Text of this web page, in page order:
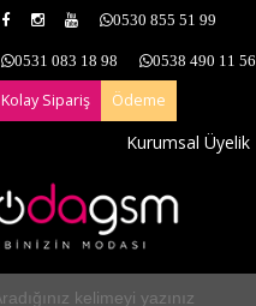
0530 855 51 99
0531 083 18 98 0538 490 11 56
Kolay Sipariş Ödeme
Kurumsal Üyelik